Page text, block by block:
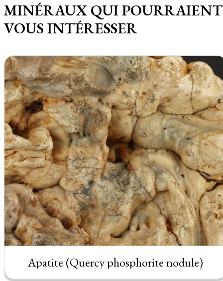
MINÉRAUX QUI POURRAIENT
VOUS INTÉRESSER
Apatite (Quercy phosphorite nodule)